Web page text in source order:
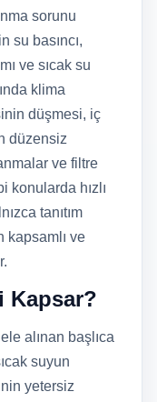
sorunu
su basıncı,
ve sıcak su
klima
düşmesi, iç
düzensiz
ve filtre
konularda hızlı
tanıtım
kapsamlı ve
Kapsar?
alınan başlıca
suyun
yetersiz